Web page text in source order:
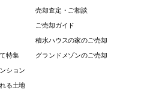
特集
ション
る土地
売却査定・ご相談
ご売却ガイド
積水ハウスの家のご売却
グランドメゾンのご売却